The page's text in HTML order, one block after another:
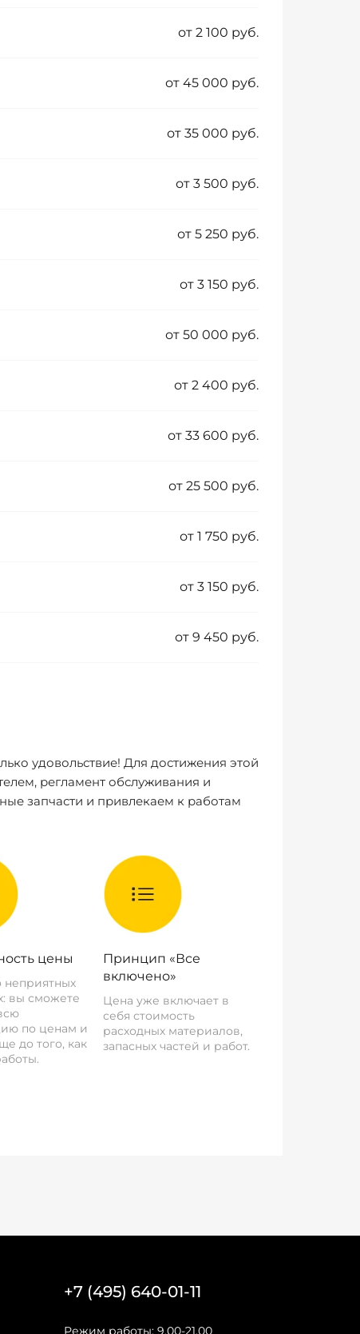
от 2 100 руб.
от 45 000 руб.
от 35 000 руб.
от 3 500 руб.
от 5 250 руб.
от 3 150 руб.
от 50 000 руб.
от 2 400 руб.
от 33 600 руб.
от 25 500 руб.
от 1 750 руб.
от 3 150 руб.
от 9 450 руб.
удовольствие! Для достижения этой
регламент обслуживания и
запчасти и привлекаем к работам
цены
неприятных
вы сможете
по ценам и
до того, как
Принцип «Все
включено»
Цена уже включает в
себя стоимость
расходных материалов,
запасных частей и работ.
+7 (495) 640-01-11
Режим работы: 9.00-21.00